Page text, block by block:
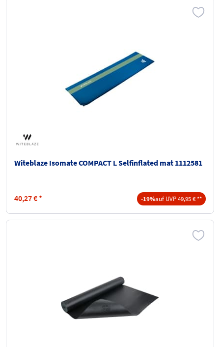
Witeblaze Isomate COMPACT L Selfinflated mat 1112581
40,27€ * -19%auf UVP 49,95 € **